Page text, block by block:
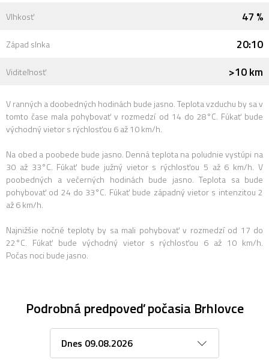
Vlhkosť 47 %
Západ slnka 20:10
Viditeľnosť >10 km
V ranných a doobedných hodinách bude jasno. Teplota vzduchu by sa v
tomto čase mala pohybovať v rozmedzí od 14 do 28°C. Fúkať bude
východný vietor s rýchlosťou 6 až 10 km/h.
Na obed a poobede bude jasno. Denná teplota na poludnie vystúpi na
30 až 33°C. Fúkať bude južný vietor s rýchlosťou 5 až 6 km/h. V
poobedných a večerných hodinách bude jasno. Teplota sa bude
pohybovať od 24 do 33°C. Fúkať bude západný vietor s intenzitou 2
až 6 km/h.
Najnižšie nočné teploty by sa mali pohybovať v rozmedzí od 17 do
22°C. Fúkať bude východný vietor s rýchlosťou 6 až 10 km/h.
Počas noci bude jasno.
Podrobná predpoveď počasia Brhlovce